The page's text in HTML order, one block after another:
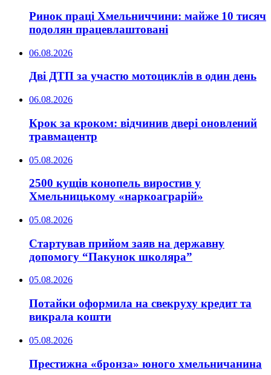
Ринок праці Хмельниччини: майже 10 тисяч
подолян працевлаштовані
06.08.2026
Дві ДТП за участю мотоциклів в один день
06.08.2026
Крок за кроком: відчинив двері оновлений
травмацентр
05.08.2026
2500 кущів конопель виростив у
Хмельницькому «наркоаграрій»
05.08.2026
Стартував прийом заяв на державну
допомогу “Пакунок школяра”
05.08.2026
Потайки оформила на свекруху кредит та
викрала кошти
05.08.2026
Престижна «бронза» юного хмельничанина